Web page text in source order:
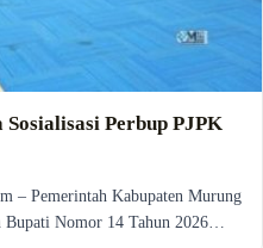
Perbup PJPK
– Pemerintah Kabupaten Murung
Bupati Nomor 14 Tahun 2026…